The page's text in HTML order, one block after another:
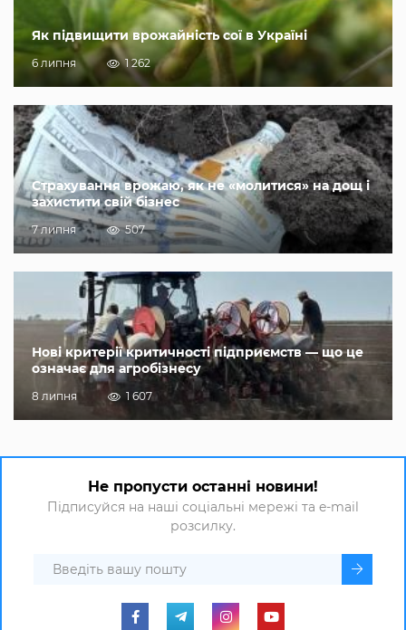
Як підвищити врожайність сої в Україні
6 липня 1 262
Страхування врожаю, як не «молитися» на дощ і
захистити свій бізнес
7 липня 507
Нові критерії критичності підприємств — що це
означає для агробізнесу
8 липня 1 607
Не пропусти останні новини!
Підписуйся на наші соціальні мережі та e-mail
розсилку.